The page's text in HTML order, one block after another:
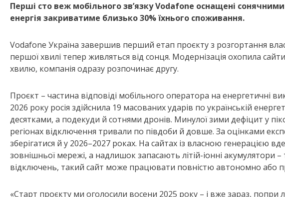
Перші сто веж мобільного зв’язку Vodafone оснащені
енергія закриватиме близько 30% їхнього споживання.
Vodafone Україна завершив перший етап проєкту з розгортання
першої хвилі тепер живляться від сонця. Модернізація охопила
хвилю, компанія одразу розпочинає другу.
Проєкт – частина відповіді мобільного оператора на енергетичні
2026 року росія здійснила 19 масованих ударів по українській
десятками, а подекуди й сотнями дронів. Минулої зими дефіцит у
регіонах відключення тривали по півдоби й довше. За оцінками
зберігатися й у 2026–2027 роках. На сайтах із власною генерацією
зовнішньої мережі, а надлишок запасають літій-іонні акумулятори –
відключень, такий сайт може працювати повністю автономно або
«Старт проєкту ми оголосили восени 2025 року – і вже зараз, попри